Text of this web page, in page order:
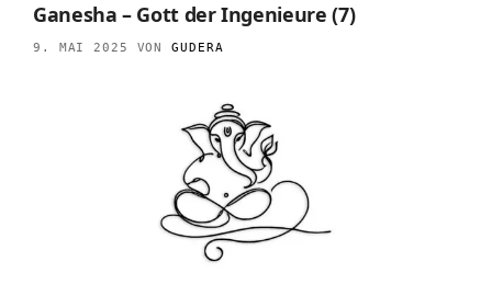
Ganesha – Gott der Ingenieure (7)
9. MAI 2025 VONGUDERA